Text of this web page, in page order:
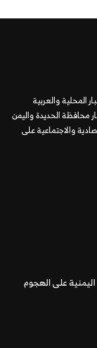
المحلية والعربية
محافظة الحديدة واليمن
والاجتماعية على
اليمنية على الهجوم